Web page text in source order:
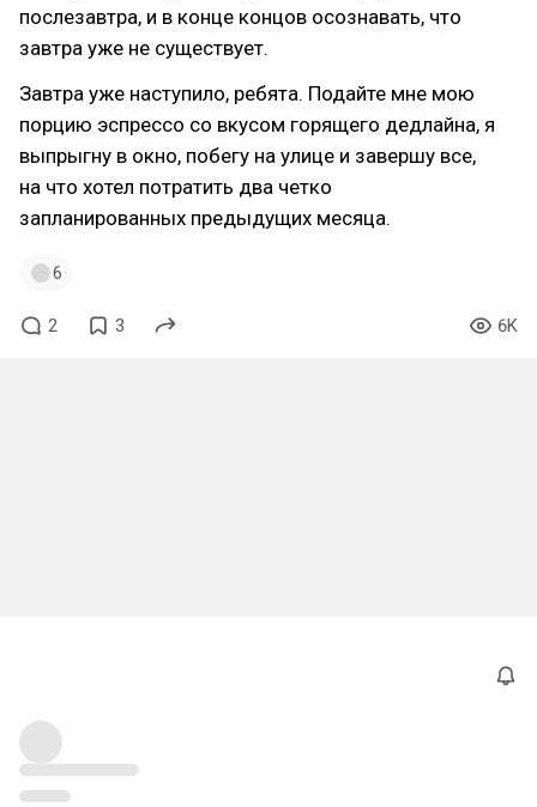
послезавтра, и в конце концов осознавать, что
завтра уже не существует.
Завтра уже наступило, ребята. Подайте мне мою
порцию эспрессо со вкусом горящего дедлайна, я
выпрыгну в окно, побегу на улице и завершу все,
на что хотел потратить два четко
запланированных предыдущих месяца.
6
2 3 6K